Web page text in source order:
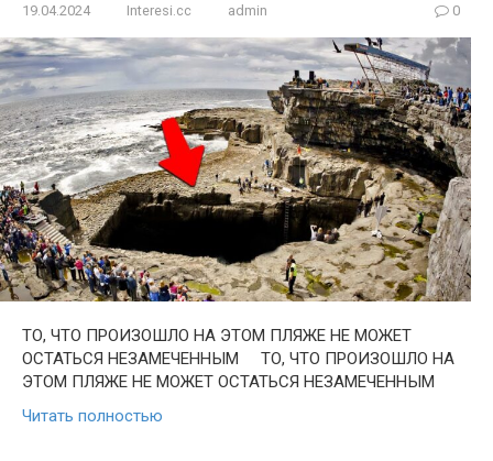
19.04.2024 Interesi.cc admin 0
ТО, ЧТО ПРОИЗОШЛО НА ЭТОМ ПЛЯЖЕ НЕ МОЖЕТ
ОСТАТЬСЯ НЕЗАМЕЧЕННЫМ ТО, ЧТО ПРОИЗОШЛО НА
ЭТОМ ПЛЯЖЕ НЕ МОЖЕТ ОСТАТЬСЯ НЕЗАМЕЧЕННЫМ
Читать полностью